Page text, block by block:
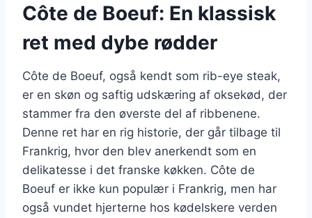
Côte de Boeuf: En klassisk
ret med dybe rødder
Côte de Boeuf, også kendt som rib-eye steak,
er en skøn og saftig udskæring af oksekød, der
stammer fra den øverste del af ribbenene.
Denne ret har en rig historie, der går tilbage til
Frankrig, hvor den blev anerkendt som en
delikatesse i det franske køkken. Côte de
Boeuf er ikke kun populær i Frankrig, men har
også vundet hjerterne hos kødelskere verden